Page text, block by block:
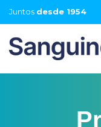
Juntos desde 1954